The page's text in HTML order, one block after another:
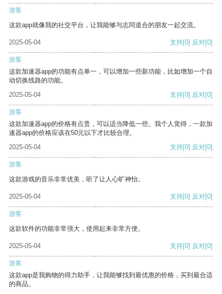
游客
这款app就像我的社交平台，让我能够与志同道合的朋友一起交流。
2025-05-04 支持[0] 反对[0]
游客
这款加速器app的功能有点单一，可以增加一些新功能，比如增加一个自
动切换线路的功能。
2025-05-04
支持[0] 反对[0]
游客
这款加速器app的价格有点贵，可以适当降低一些。我个人觉得，一款加
速器app的价格应该在50元以下才比较合理。
2025-05-04
支持[0] 反对[0]
游客
这款游戏的音乐非常优美，听了让人心旷神怡。
2025-05-04 支持[0] 反对[0]
游客
这款软件的功能非常强大，使用起来非常方便。
2025-05-04 支持[0] 反对[0]
游客
这款app是我购物的得力助手，让我能够找到最优惠的价格，买到最合适
的商品。